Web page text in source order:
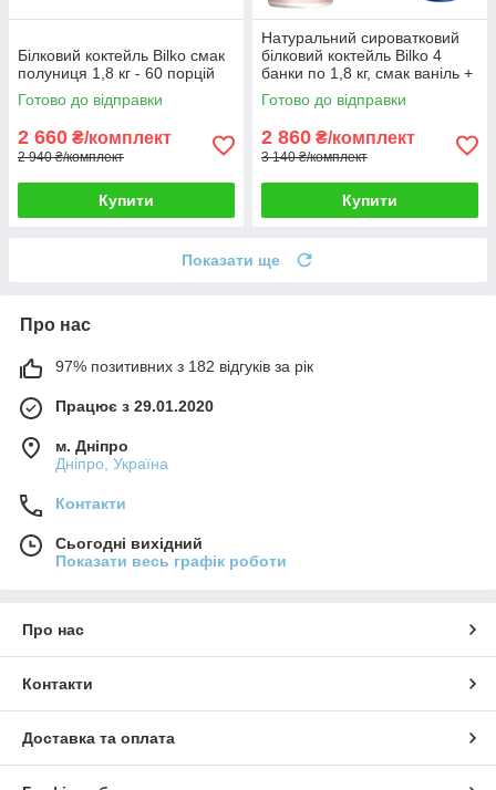
Білковий коктейль Bilko смак
полуниця 1,8 кг - 60 порцій
Готово до відправки
2 660 ₴/комплект
2 940 ₴/комплект
Купити
Натуральний сироватковий
білковий коктейль Bilko 4
банки по 1,8 кг, смак ваніль +
шейкер
Готово до відправки
2 860 ₴/комплект
3 140 ₴/комплект
Купити
Показати ще
Про нас
97% позитивних з 182 відгуків за рік
Працює з 29.01.2020
м. Дніпро
Дніпро, Україна
Контакти
Сьогодні вихідний
Показати весь графік роботи
Про нас
Контакти
Доставка та оплата